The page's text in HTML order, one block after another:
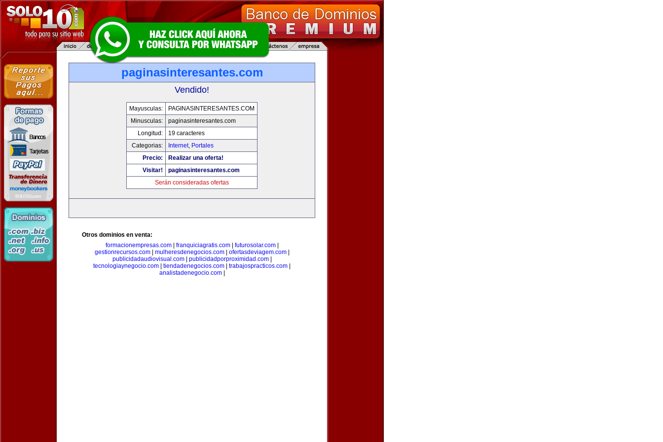
paginasinteresantes.com
Vendido!
Mayusculas:
PAGINASINTERESANTES.COM
Minusculas:
paginasinteresantes.com
Longitud:
19 caracteres
Categorias:
Internet, Portales
Precio:
Realizar una oferta!
Visitar!
paginasinteresantes.com
Serán consideradas ofertas
Otros dominios en venta:
formacionempresas.com| franquiciagratis.com| futurosolar.com|
gestionrecursos.com| mulheresdenegocios.com| ofertasdeviagem.com|
publicidadaudiovisual.com| publicidadporproximidad.com|
tecnologiaynegocio.com
tiendadenegocios.com trabajospracticos.com
analistadenegocio.com|